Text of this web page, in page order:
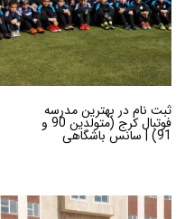
ثبت نام در بهترین مدرسه
فوتبال کرج (متولدین 90 و
91) | سانس باشگاهی